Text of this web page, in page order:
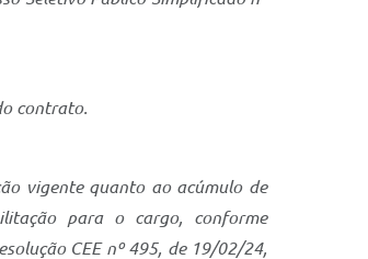
contrato.
vigente quanto ao acúmulo de
para o cargo, conforme
CEE nº 495, de 19/02/24,